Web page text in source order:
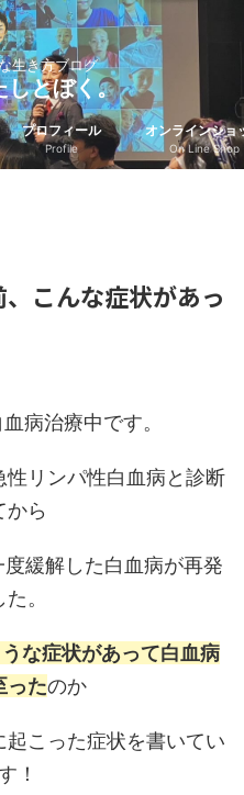
生き方ブログ
しとぼく。
プロフィール
Profile
オンラインショ
On Line Shop
こんな症状があっ
病治療中です。
リンパ性白血病と診断
から
緩解した白血病が再発
。
な症状があって白血病
ったのか
こった症状を書いてい
！